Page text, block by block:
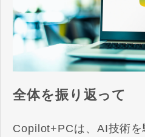
全体を振り返って
Copilot+PCは、AI技術